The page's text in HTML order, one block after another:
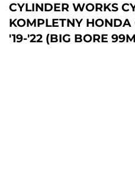
CYLINDER WORKS
KOMPLETNY
'19-'22 (BIG BORE